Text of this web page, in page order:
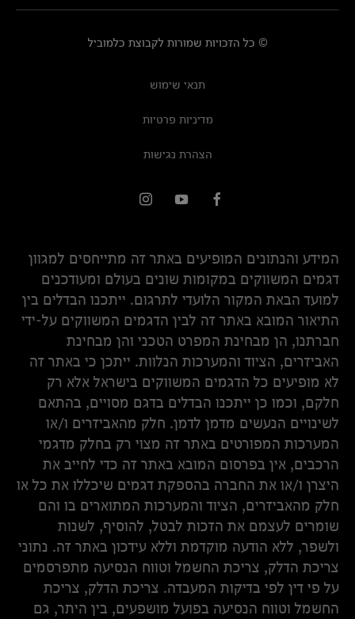
© כל הזכויות שמורות לקבוצת כלמוביל
תנאי שימוש
מדיניות פרטיות
הצהרת נגישות
המידע והנתונים המופיעים באתר זה מתייחסים למגוון
דגמים המשווקים במקומות שונים בעולם ומעודכנים
למועד הבאת המקור הלועדי לתרגום. ייתכנו הבדלים בין
התיאור המובא באתר זה לבין הדגמים המשווקים על-ידי
חברתנו, הן מבחינת המפרט הטכני והן מבחינת
האביזרים, הציוד והמערכות הנלוות. ייתכן כי באתר זה
לא מופיעים כל הדגמים המשווקים בישראל אלא רק
חלקם, וכמו כן ייתכנו הבדלים בדגם מסויים, בהתאם
לשינויים הנעשים מדמן לדמן. חלק מהאביזרים ו/או
המערכות המפורטים באתר זה מצוי רק בחלק מדגמי
הרכבים, אין בפרסום המובא באתר זה כדי לחייב את
היצרן ו/או את החברה בהספקת דגמים שיכללו את כל או
חלק מהאביזרים, הציוד והמערכות המתוארים בו והם
שומרים לעצמם את הזכות לבטל, להוסיף, לשנות
ולשפר, ללא הודעה מוקדמת וללא עידכון באתר זה. נתוני
צריכת הדלק, צריכת החשמל וטווח הנסיעה מתפרסמים
על פי דין לפי בדיקות המעבדה. צריכת הדלק, צריכת
החשמל וטווח הנסיעה בפועל מושפעים, בין היתר, גם